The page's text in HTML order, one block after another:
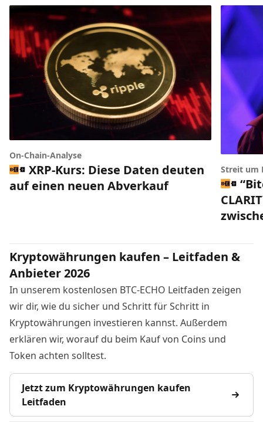
On-Chain-Analyse
XRP-Kurs: Diese Daten deuten
auf einen neuen Abverkauf
Streit um
Kryptowährungen kaufen – Leitfaden &
Anbieter 2026
In unserem kostenlosen BTC-ECHO Leitfaden zeigen
wir dir, wie du sicher und Schritt für Schritt in
Kryptowährungen investieren kannst. Außerdem
erklären wir, worauf du beim Kauf von Coins und
Token achten solltest.
Jetzt zum Kryptowährungen kaufen
Leitfaden